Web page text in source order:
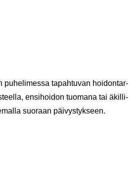
pu­he­li­mes­sa ta­pah­tu­van hoi­don­tar­
en­si­hoi­don tuo­ma­na tai äkil­li­
suo­raan päi­vys­tyk­seen.